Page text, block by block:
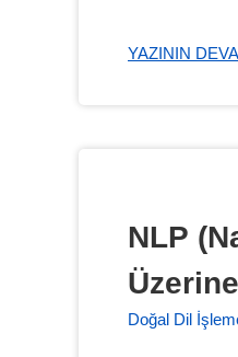
YAZININ
NLP
Doğal Dil